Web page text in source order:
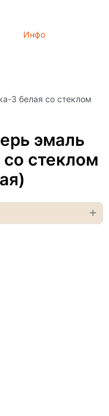
Инфо
3 белая со стеклом
эмаль
стеклом